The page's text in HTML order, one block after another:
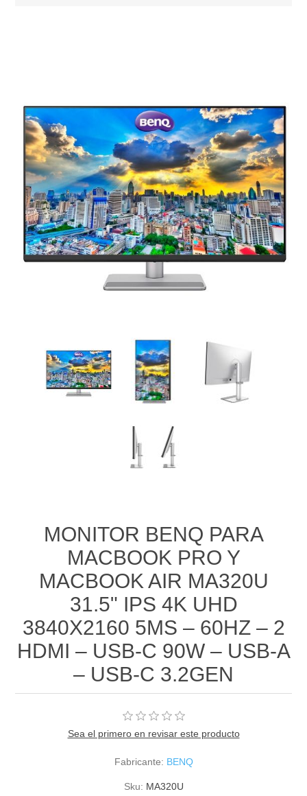
MONITOR BENQ PARA
MACBOOK PRO Y
MACBOOK AIR MA320U
31.5" IPS 4K UHD
3840X2160 5MS – 60HZ – 2
HDMI – USB-C 90W – USB-A
– USB-C 3.2GEN
Sea el primero en revisar este producto
Fabricante: BENQ
Sku: MA320U